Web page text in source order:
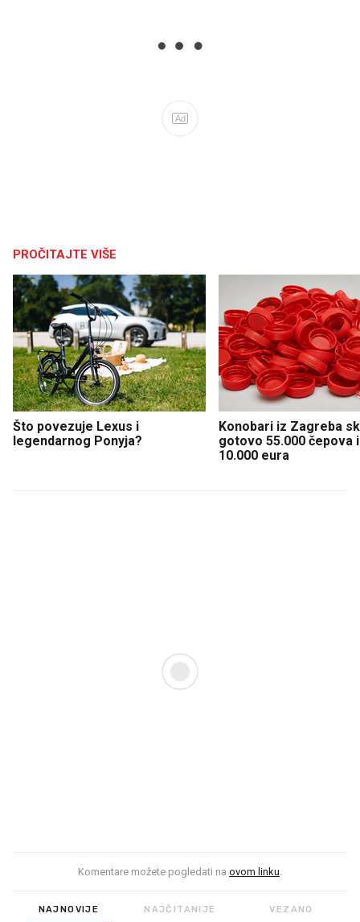
Ad
PROČITAJTE VIŠE
Što povezuje Lexus i
legendarnog Ponyja?
Konobari iz Zagreba
gotovo 55.000 čepova
10.000 eura
Komentare možete pogledati na ovom linku.
NAJNOVIJE NAJČITANIJE VEZANO